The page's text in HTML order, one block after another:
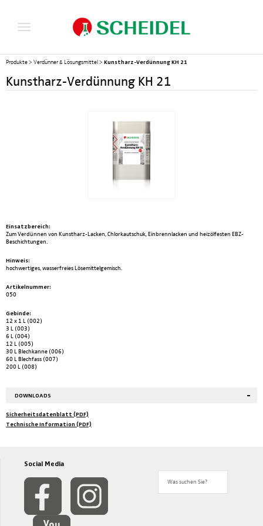
Produkte > Verdünner & Lösungsmittel > Kunstharz-Verdünnung KH 21
Kunstharz-Verdünnung KH 21
Einsatzbereich:
Zum Verdünnen von Kunstharz-Lacken, Chlorkautschuk, Einbrennlacken und heizölfesten EBZ-
Beschichtungen.
Hinweis:
hochwertiges, wasserfreies Lösemittelgemisch.
Artikelnummer:
050
Gebinde:
12 x 1 L (002)
3 L (003)
6 L (004)
12 L (005)
30 L Blechkanne (006)
60 L Blechfass (007)
200 L (008)
DOWNLOADS
Sicherheitsdatenblatt (PDF)
Technische Information (PDF)
Social Media